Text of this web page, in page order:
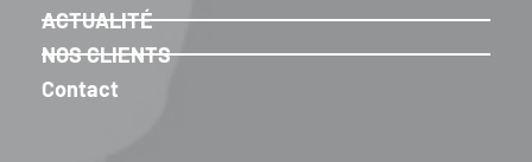
ACTUALITÉ
NOS CLIENTS
Contact